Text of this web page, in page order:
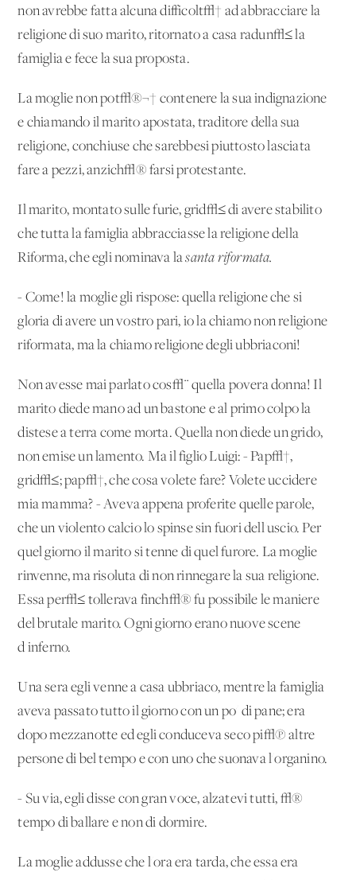
non avrebbe fatta alcuna difficolt√† ad abbracciare la
religione di suo marito, ritornato a casa radun√≤ la
famiglia e fece la sua proposta.
La moglie non pot√®¬† contenere la sua indignazione
e chiamando il marito apostata, traditore della sua
religione, conchiuse che sarebbesi piuttosto lasciata
fare a pezzi, anzich√® farsi protestante.
Il marito, montato sulle furie, grid√≤ di avere stabilito
che tutta la famiglia abbracciasse la religione della
Riforma, che egli nominava lasanta riformata.
- Come! la moglie gli rispose: quella religione che si
gloria di avere un vostro pari, io la chiamo non religione
riformata, ma la chiamo religione degli ubbriaconi!
Non avesse mai parlato cos√¨ quella povera donna! Il
marito diede mano ad un bastone e al primo colpo la
distese a terra come morta. Quella non diede un grido,
non emise un lamento. Ma il figlio Luigi: - Pap√†,
grid√≤; pap√†, che cosa volete fare? Volete uccidere
mia mamma? - Aveva appena proferite quelle parole,
che un violento calcio lo spinse sin fuori dell'uscio. Per
quel giorno il marito si tenne di quel furore. La moglie
rinvenne, ma risoluta di non rinnegare la sua religione.
Essa per√≤ tollerava finch√® fu possibile le maniere
del brutale marito. Ogni giorno erano nuove scene
d'inferno.
Una sera egli venne a casa ubbriaco, mentre la famiglia
aveva passato tutto il giorno con un po' di pane; era
dopo mezzanotte ed egli conduceva seco pi√π altre
persone di bel tempo e con uno che suonava l'organino.
- Su via, egli disse con gran voce, alzatevi tutti, √®
tempo di ballare e non di dormire.
La moglie addusse che l'ora era tarda, che essa era